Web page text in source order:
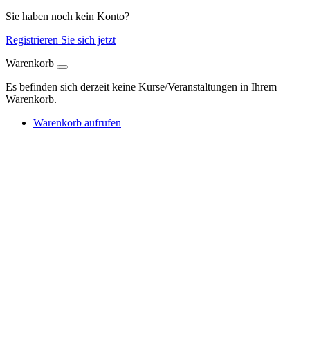
Sie haben noch kein Konto?
Registrieren Sie sich jetzt
Warenkorb
Es befinden sich derzeit keine Kurse/Veranstaltungen in Ihrem
Warenkorb.
Warenkorb aufrufen